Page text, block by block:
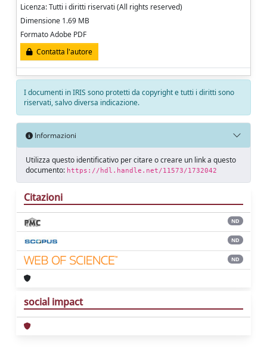
Licenza: Tutti i diritti riservati (All rights reserved)
Dimensione 1.69 MB
Formato Adobe PDF
Contatta l'autore
I documenti in IRIS sono protetti da copyright e tutti i diritti sono
riservati, salvo diversa indicazione.
Informazioni
Utilizza questo identificativo per citare o creare un link a questo
documento: https://hdl.handle.net/11573/1732042
Citazioni
ND
ND
ND
social impact